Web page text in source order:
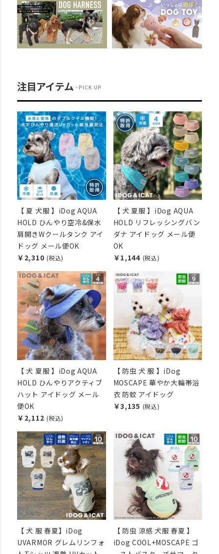
注目アイテム PICK UP
【 夏 犬服 】iDog AQUA
HOLD ひんやり空冷&保水
肩開きWクールタンク アイ
ドッグ メール便OK
￥2,310 (税込)
【 犬 夏服 】iDog AQUA
HOLD リフレッシングバン
ダナ アイドッグ メール便
OK
￥1,144 (税込)
【 犬 夏服 】iDog AQUA
HOLD ひんやりアクティブ
ハット アイドッグ メール
便OK
￥2,112 (税込)
【 防虫 犬 服 】iDog
MOSCAPE 華やか大輪帯浴
衣 防蚊 アイドッグ
￥3,135 (税込)
【 犬 服 春夏】iDog
UVARMOR グレムリンフォ
【 防虫 涼感 犬服 春夏 】
iDog COOL+MOSCAPE ゴ